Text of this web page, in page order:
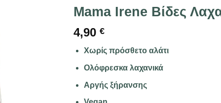
Mama Irene Βίδες
4,90 €
Χωρίς πρόσθετο αλάτι
Ολόφρεσκα λαχανικά
Αργής ξήρανσης